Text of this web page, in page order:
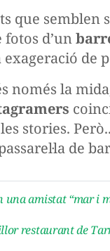
que semblen
d’un
de
només la
stories.
de
una amistat “mar i
restaurant de